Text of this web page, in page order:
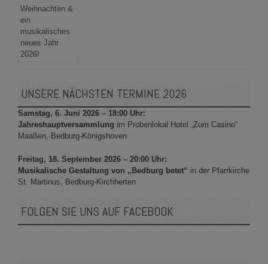
UNSERE NÄCHSTEN TERMINE 2026
Samstag, 6. Juni 2026 – 18:00 Uhr:
Jahreshauptversammlung im Probenlokal Hotel „Zum Casino“
Maaßen, Bedburg-Königshoven
Freitag, 18. September 2026 – 20:00 Uhr:
Musikalische Gestaltung von „Bedburg betet“ in der Pfarrkirche
St. Martinus, Bedburg-Kirchherten
FOLGEN SIE UNS AUF FACEBOOK